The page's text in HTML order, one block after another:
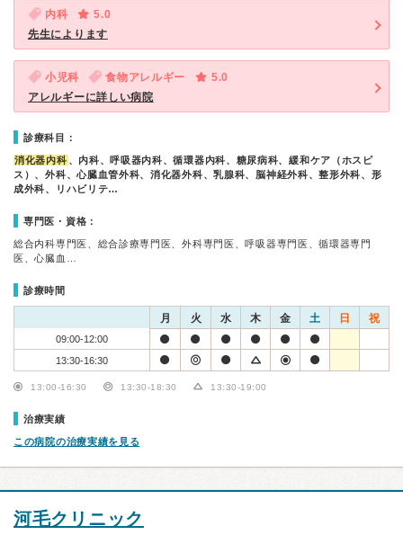
内科
5.0
先生によります
小児科 食物アレルギー
5.0
アレルギーに詳しい病院
診療科目：
消化器内科 、内科、呼吸器内科、循環器内科、糖尿病科、緩和ケア（ホスピ
ス）、外科、心臓血管外科、消化器外科、乳腺科、脳神経外科、整形外科、形
成外科、リハビリテ…
専門医・資格：
総合内科専門医、総合診療専門医、外科専門医、呼吸器専門医、循環器専門
医、心臓血…
診療時間
月 火 水 木 金 土 日 祝
09:00-12:00
13:30-16:30
13:00-16:30 13:30-18:30 13:30-19:00
治療実績
この病院の治療実績を見る
河毛クリニック